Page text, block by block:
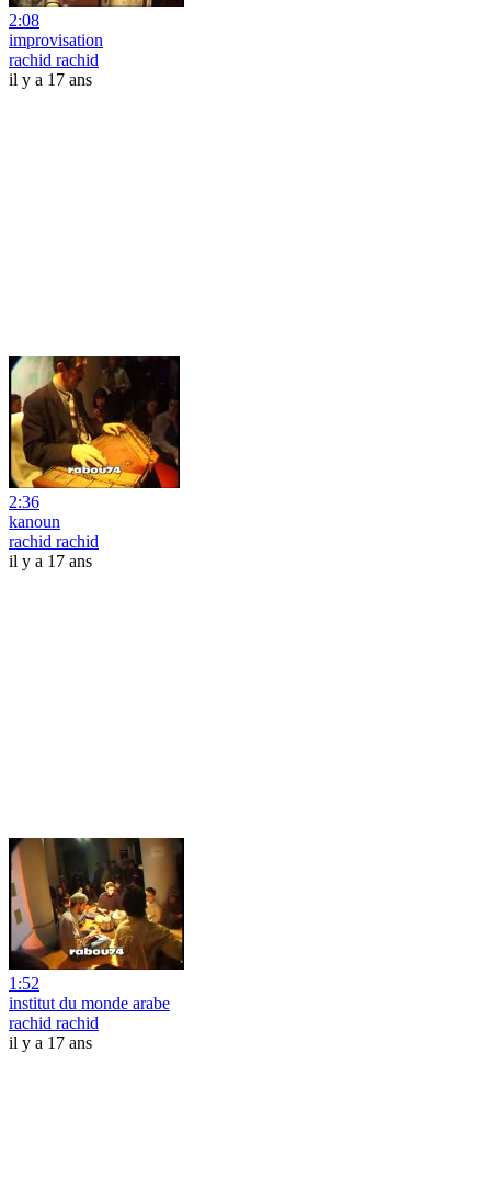
2:08
improvisation
rachid rachid
il y a 17 ans
2:36
kanoun
rachid rachid
il y a 17 ans
1:52
institut du monde arabe
rachid rachid
il y a 17 ans